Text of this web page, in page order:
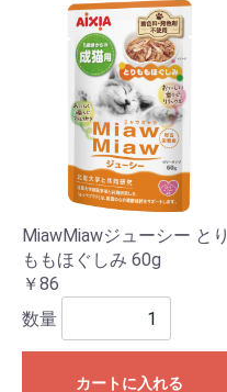
MiawMiawジューシー とり
ももほぐしみ 60g
￥86
数量
カートに入れる